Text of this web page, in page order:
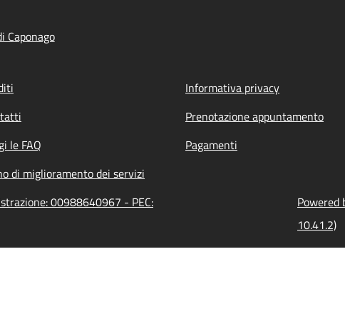
Caponago
Informativa privacy
Prenotazione appuntamento
le FAQ Pagamenti
di miglioramento dei servizi
00988640967 - PEC:
Powered
10.41.2)